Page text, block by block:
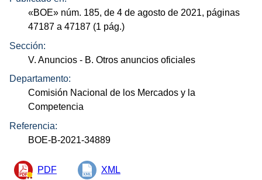
«BOE» núm. 185, de 4 de agosto de 2021, páginas
47187 a 47187 (1 pág.)
Sección:
V. Anuncios - B. Otros anuncios oficiales
Departamento:
Comisión Nacional de los Mercados y la
Competencia
Referencia:
BOE-B-2021-34889
PDF XML